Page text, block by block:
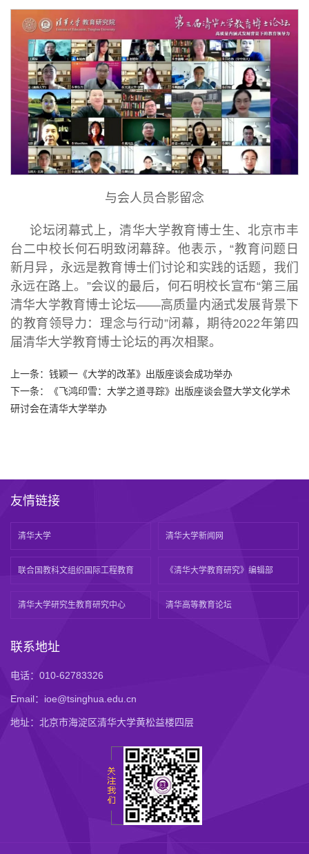
与会人员合影留念
论坛闭幕式上，清华大学教育博士生、北京市丰
台二中校长何石明致闭幕辞。他表示，“教育问题日
新月异，永远是教育博士们讨论和实践的话题，我们
永远在路上。”会议的最后，何石明校长宣布“第三届
清华大学教育博士论坛——高质量内涵式发展背景下
的教育领导力：理念与行动”闭幕，期待2022年第四
届清华大学教育博士论坛的再次相聚。
上一条： 钱颖一《大学的改革》出版座谈会成功举办
下一条：
《飞鸿印雪：大学之道寻踪》出版座谈会暨大学文化学术
研讨会在清华大学举办
友情链接
清华大学 清华大学新闻网
联合国教科文组织国际工程教育 《清华大学教育研究》编辑部
清华大学研究生教育研究中心 清华高等教育论坛
联系地址
电话：010-62783326
Email：ioe@tsinghua.edu.cn
地址：北京市海淀区清华大学黄松益楼四层